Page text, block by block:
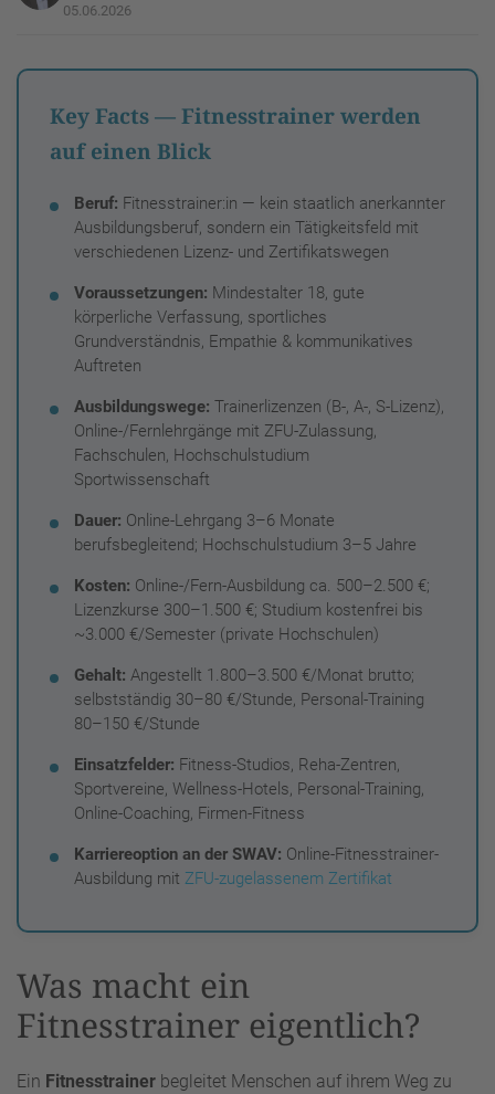
05.06.2026
Key Facts — Fitnesstrainer werden
auf einen Blick
Beruf: Fitnesstrainer:in — kein staatlich anerkannter
Ausbildungsberuf, sondern ein Tätigkeitsfeld mit
verschiedenen Lizenz- und Zertifikatswegen
Voraussetzungen: Mindestalter 18, gute
körperliche Verfassung, sportliches
Grundverständnis, Empathie & kommunikatives
Auftreten
Ausbildungswege: Trainerlizenzen (B-, A-, S-Lizenz),
Online-/Fernlehrgänge mit ZFU-Zulassung,
Fachschulen, Hochschulstudium
Sportwissenschaft
Dauer: Online-Lehrgang 3–6 Monate
berufsbegleitend; Hochschulstudium 3–5 Jahre
Kosten: Online-/Fern-Ausbildung ca. 500–2.500 €;
Lizenzkurse 300–1.500 €; Studium kostenfrei bis
~3.000 €/Semester (private Hochschulen)
Gehalt: Angestellt 1.800–3.500 €/Monat brutto;
selbstständig 30–80 €/Stunde, Personal-Training
80–150 €/Stunde
Einsatzfelder: Fitness-Studios, Reha-Zentren,
Sportvereine, Wellness-Hotels, Personal-Training,
Online-Coaching, Firmen-Fitness
Karriereoption an der SWAV: Online-Fitnesstrainer-
Ausbildung mit ZFU-zugelassenem Zertifikat
Was macht ein
Fitnesstrainer eigentlich?
Ein Fitnesstrainer begleitet Menschen auf ihrem Weg zu